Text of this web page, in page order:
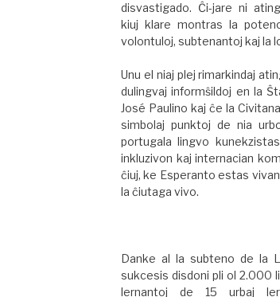
disvastigado. Ĉi-jare ni
kiuj klare montras la
volontuloj, subtenantoj kaj la
Unu el niaj plej rimarkindaj
dulingvaj informŝildoj en la
José Paulino kaj ĉe la
simbolaj punktoj de nia
portugala lingvo
inkluzivon kaj internacian
ĉiuj, ke Esperanto estas
la ĉiutaga vivo.
Danke al la subteno de la
sukcesis disdoni pli ol 2.000
lernantoj de 15 urbaj